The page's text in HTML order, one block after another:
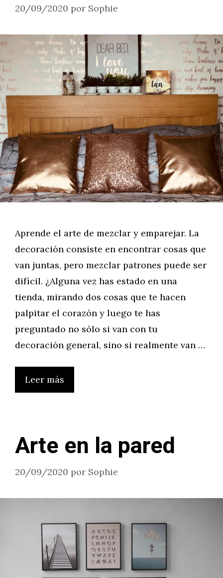
20/09/2020 por Sophie
Aprende el arte de mezclar y emparejar. La
decoración consiste en encontrar cosas que
van juntas, pero mezclar patrones puede ser
difícil. ¿Alguna vez has estado en una
tienda, mirando dos cosas que te hacen
palpitar el corazón y luego te has
preguntado no sólo si van con tu
decoración general, sino si realmente van …
Leer más
Arte en la pared
20/09/2020 por Sophie